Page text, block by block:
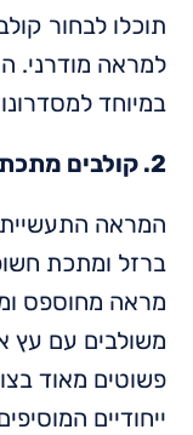
תוכלו לבחור
למראה מודרני.
במיוחד
2. קולבים מתכתיים בסגנון תעשייתי
המראה
ברזל ומתכת
מראה מחוספס
משולבים עם עץ
פשוטים מאוד
ייחודיים